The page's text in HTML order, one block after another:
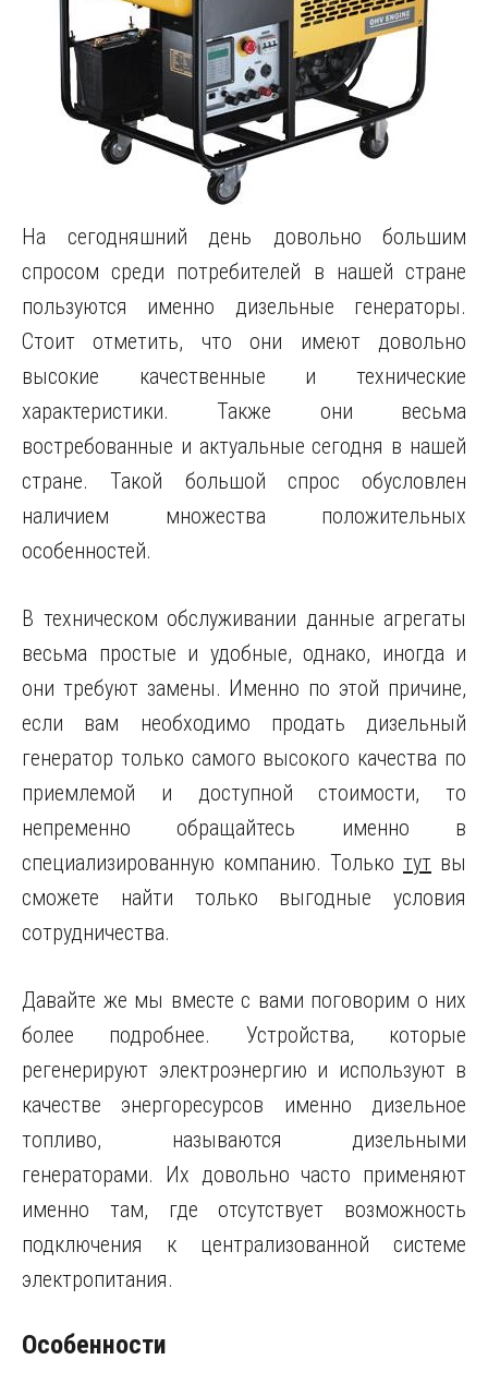
На сегодняшний день довольно большим
спросом среди потребителей в нашей стране
пользуются именно дизельные генераторы.
Стоит отметить, что они имеют довольно
высокие качественные и технические
характеристики. Также они весьма
востребованные и актуальные сегодня в нашей
стране. Такой большой спрос обусловлен
наличием множества положительных
особенностей.
В техническом обслуживании данные агрегаты
весьма простые и удобные, однако, иногда и
они требуют замены. Именно по этой причине,
если вам необходимо продать дизельный
генератор только самого высокого качества по
приемлемой и доступной стоимости, то
непременно обращайтесь именно в
специализированную компанию. Только тут вы
сможете найти только выгодные условия
сотрудничества.
Давайте же мы вместе с вами поговорим о них
более подробнее. Устройства, которые
регенерируют электроэнергию и используют в
качестве энергоресурсов именно дизельное
топливо, называются дизельными
генераторами. Их довольно часто применяют
именно там, где отсутствует возможность
подключения к централизованной системе
электропитания.
Особенности